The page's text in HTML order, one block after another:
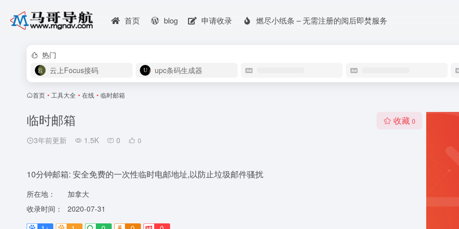
首页 blog 申请收录 燃尽小纸条 – 无需注册的阅后即焚服务
热门
云上Focus接码
upc条码生成器
首页 • 工具大全 • 在线 • 临时邮箱
临时邮箱
3年前更新 1.5K 0 0
收藏 0
10分钟邮箱: 安全免费的一次性临时电邮地址,以防止垃圾邮件骚扰
所在地：
加拿大
收录时间：
2020-07-31